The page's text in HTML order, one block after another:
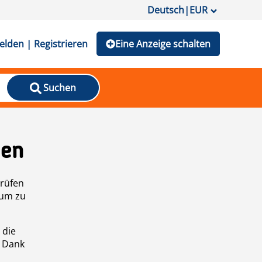
Deutsch|EUR
| Registrieren Eine Anzeige schalten
Suchen
zu
die